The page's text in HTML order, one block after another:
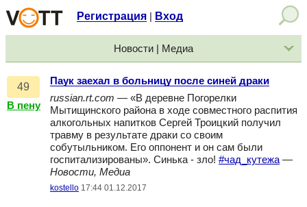
Регистрация Вход
Новости | Медиа
49
В пену
Паук заехал в больницу после синей драки
russian.rt.com — «В деревне Погорелки
Мытищинского района в ходе совместного распития
алкогольных напитков Сергей Троицкий получил
травму в результате драки со своим
собутыльником. Его оппонент и он сам были
госпитализированы». Синька - зло! #чад_кутежа —
Новости, Медиа
kostello 17:44 01.12.2017